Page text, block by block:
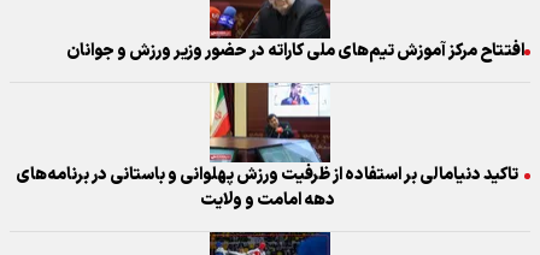
افتتاح مرکز آموزش تیم‌های ملی کاراته در حضور وزیر ورزش و جوانان
تاکید دنیامالی بر استفاده از ظرفیت ورزش پهلوانی و باستانی در برنامه‌های
دهه امامت و ولایت